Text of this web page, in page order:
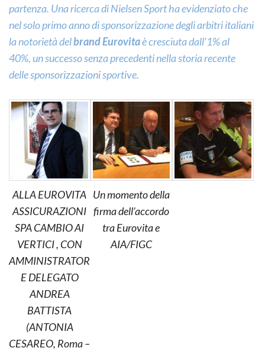
partenza. Una ricerca di Nielsen Sport ha evidenziato che
nel solo primo anno di sponsorizzazione degli arbitri italiani
la notorietà delbrand Eurovitaè cresciuta dall’1% al
40%, un successo senza precedenti nella storia recente
delle sponsorizzazioni sportive.
ALLA EUROVITA
ASSICURAZIONI
SPA CAMBIO AI
VERTICI , CON
AMMINISTRATOR
E DELEGATO
ANDREA
BATTISTA
(ANTONIA
CESAREO, Roma –
Un momento della
firma dell’accordo
tra Eurovita e
AIA/FIGC